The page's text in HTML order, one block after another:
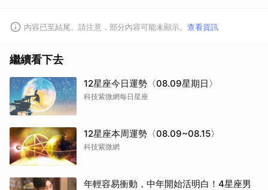
內容已至結尾。請注意，部分內容可能未顯示。 查看資訊
繼續看下去
12星座今日運勢〈08.09星期日〉
科技紫微網每日星座
12星座本周運勢〈08.09~08.15〉
科技紫微網
年輕容易衝動，中年開始活明白！4星座男